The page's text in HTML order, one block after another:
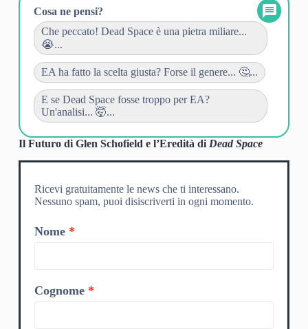
Cosa ne pensi?
Che peccato! Dead Space è una pietra miliare...
😭...
EA ha fatto la scelta giusta? Forse il genere... 🤔...
E se Dead Space fosse troppo per EA?
Un'analisi... 🤯...
Il Futuro di Glen Schofield e l’Eredità di Dead Space
Ricevi gratuitamente le news che ti interessano.
Nessuno spam, puoi disiscriverti in ogni momento.
Nome
Cognome